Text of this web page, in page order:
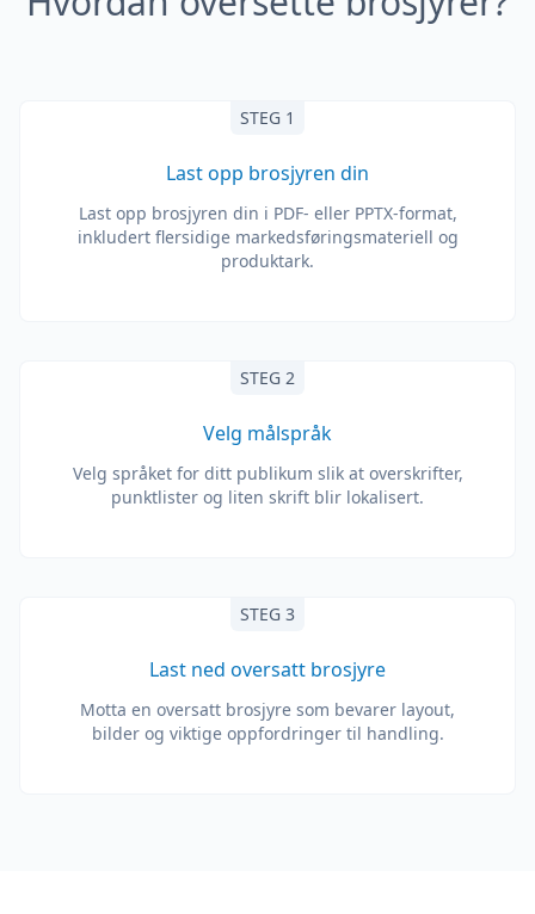
STEG 1
Last opp brosjyren din
Last opp brosjyren din i PDF- eller PPTX-format,
inkludert flersidige markedsføringsmateriell og
produktark.
STEG 2
Velg målspråk
Velg språket for ditt publikum slik at overskrifter,
punktlister og liten skrift blir lokalisert.
STEG 3
Last ned oversatt brosjyre
Motta en oversatt brosjyre som bevarer layout,
bilder og viktige oppfordringer til handling.